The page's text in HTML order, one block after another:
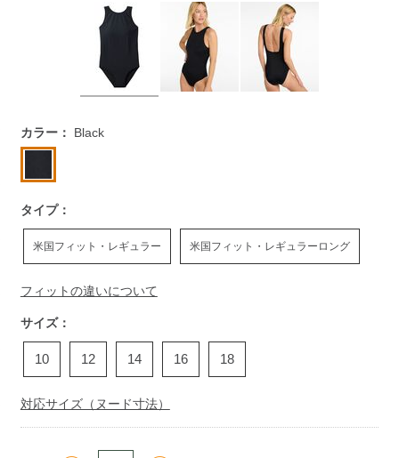
https://www.llbean.co.jp/womens/activewear/swimwear/g/
カラー： Black
タイプ：
米国フィット・レギュラー 米国フィット・レギュラーロング
フィットの違いについて
サイズ：
10 12 14 16 18
対応サイズ（ヌード寸法）